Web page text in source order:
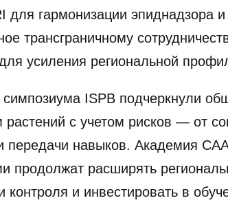
для гармонизации эпиднадзора
трансграничному
усиления региональной
симпозиума ISPB подчеркнули
растений с учетом рисков — от
передачи навыков. Академия
продолжат расширять
контроля и инвестировать в